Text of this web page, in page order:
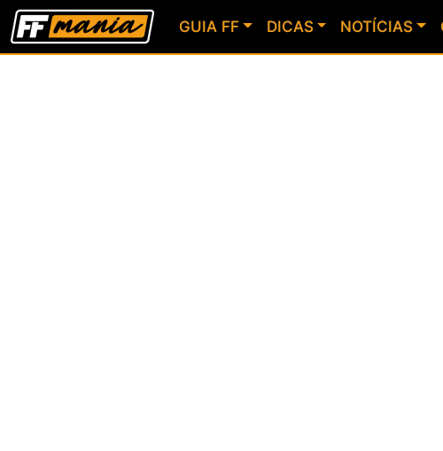
GUIA FF DICAS NOTÍCIAS